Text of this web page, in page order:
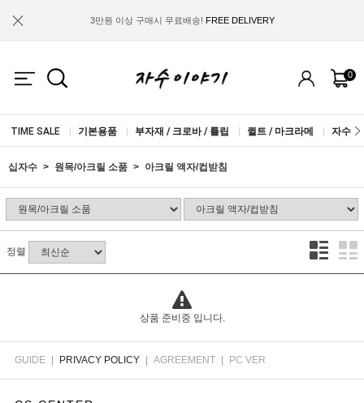
3만원 이상 구매시 무료배송! FREE DELIVERY
0
TIME SALE 기본용품 부자재 / 크로바 / 튤립 퀼트 / 마크라메 자수실
십자수 원목/아크릴 소품 아크릴 액자/컵받침
정렬
상품 준비중 입니다.
GUIDE PRIVACY POLICY AGREEMENT PC VER